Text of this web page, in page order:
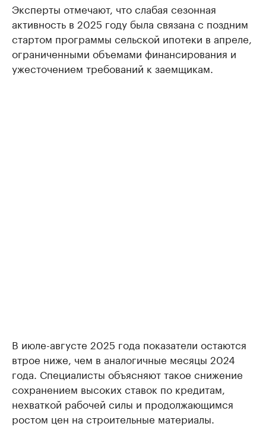
Эксперты отмечают, что слабая сезонная
активность в 2025 году была связана с поздним
стартом программы сельской ипотеки в апреле,
ограниченными объемами финансирования и
ужесточением требований к заемщикам.
В июле-августе 2025 года показатели остаются
втрое ниже, чем в аналогичные месяцы 2024
года. Специалисты объясняют такое снижение
сохранением высоких ставок по кредитам,
нехваткой рабочей силы и продолжающимся
ростом цен на строительные материалы.